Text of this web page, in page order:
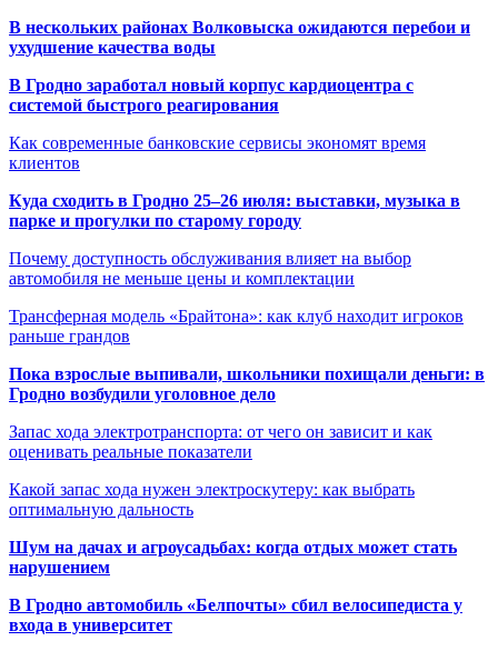
В нескольких районах Волковыска ожидаются перебои и
ухудшение качества воды
В Гродно заработал новый корпус кардиоцентра с
системой быстрого реагирования
Как современные банковские сервисы экономят время
клиентов
Куда сходить в Гродно 25–26 июля: выставки, музыка в
парке и прогулки по старому городу
Почему доступность обслуживания влияет на выбор
автомобиля не меньше цены и комплектации
Трансферная модель «Брайтона»: как клуб находит игроков
раньше грандов
Пока взрослые выпивали, школьники похищали деньги: в
Гродно возбудили уголовное дело
Запас хода электротранспорта: от чего он зависит и как
оценивать реальные показатели
Какой запас хода нужен электроскутеру: как выбрать
оптимальную дальность
Шум на дачах и агроусадьбах: когда отдых может стать
нарушением
В Гродно автомобиль «Белпочты» сбил велосипедиста у
входа в университет